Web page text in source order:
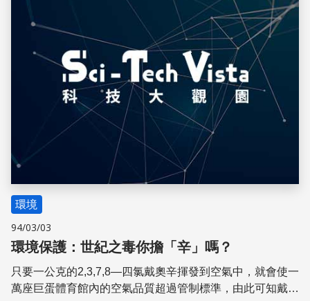
環境
94/03/03
環境保護：世紀之毒你擔「辛」嗎？
只要一公克的2,3,7,8—四氯戴奧辛揮發到空氣中，就會使一
萬座巨蛋體育館內的空氣品質超過管制標準，由此可知戴奧